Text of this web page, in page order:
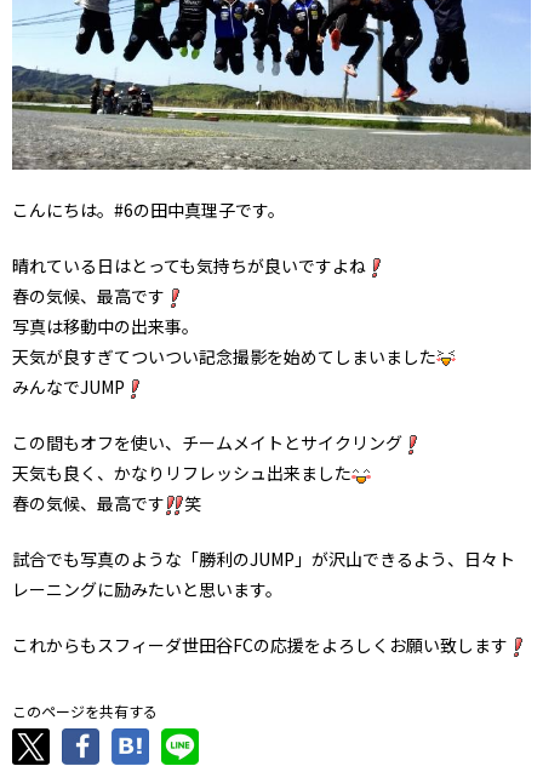
こんにちは。#6の田中真理子です。
晴れている日はとっても気持ちが良いですよね
春の気候、最高です
写真は移動中の出来事。
天気が良すぎてついつい記念撮影を始めてしまいました
みんなでJUMP
この間もオフを使い、チームメイトとサイクリング
天気も良く、かなりリフレッシュ出来ました
春の気候、最高です
笑
試合でも写真のような「勝利のJUMP」が沢山できるよう、日々ト
レーニングに励みたいと思います。
これからもスフィーダ世田谷FCの応援をよろしくお願い致します
このページを共有する